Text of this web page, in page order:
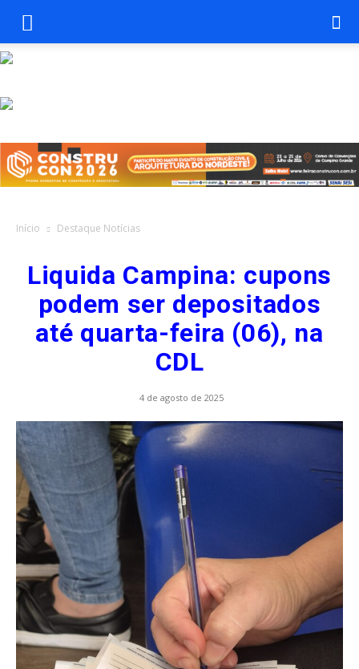
Início Destaque Notícias
Liquida Campina: cupons
podem ser depositados
até quarta-feira (06), na
CDL
4 de agosto de 2025